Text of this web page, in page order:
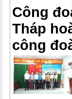
Công
Tháp
công